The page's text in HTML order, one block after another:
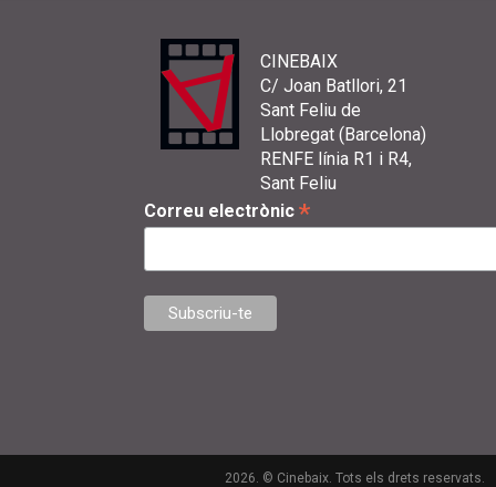
CINEBAIX
C/ Joan Batllori, 21
Sant Feliu de
Llobregat (Barcelona)
RENFE línia R1 i R4,
Sant Feliu
Correu electrònic *
2026. © Cinebaix. Tots els drets reservats.